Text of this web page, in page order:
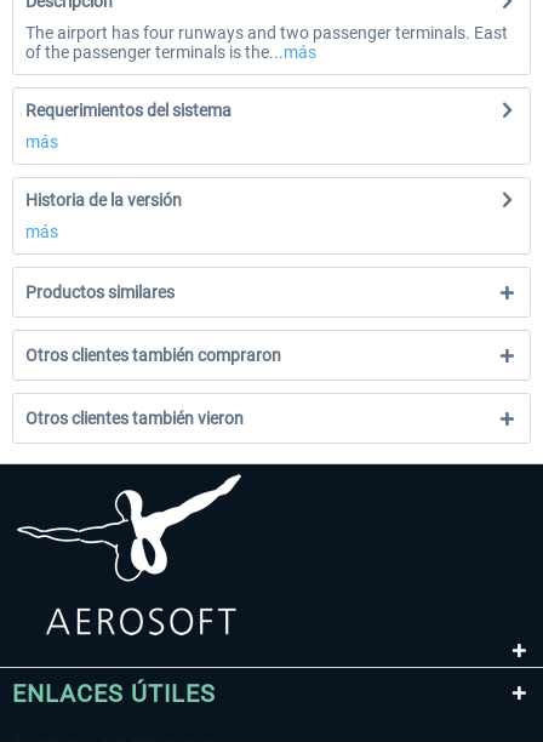
The airport has four runways and two passenger terminals. East
of the passenger terminals is the...más
Requerimientos del sistema
más
Historia de la versión
más
Productos similares
Otros clientes también compraron
Otros clientes también vieron
ENLACES ÚTILES